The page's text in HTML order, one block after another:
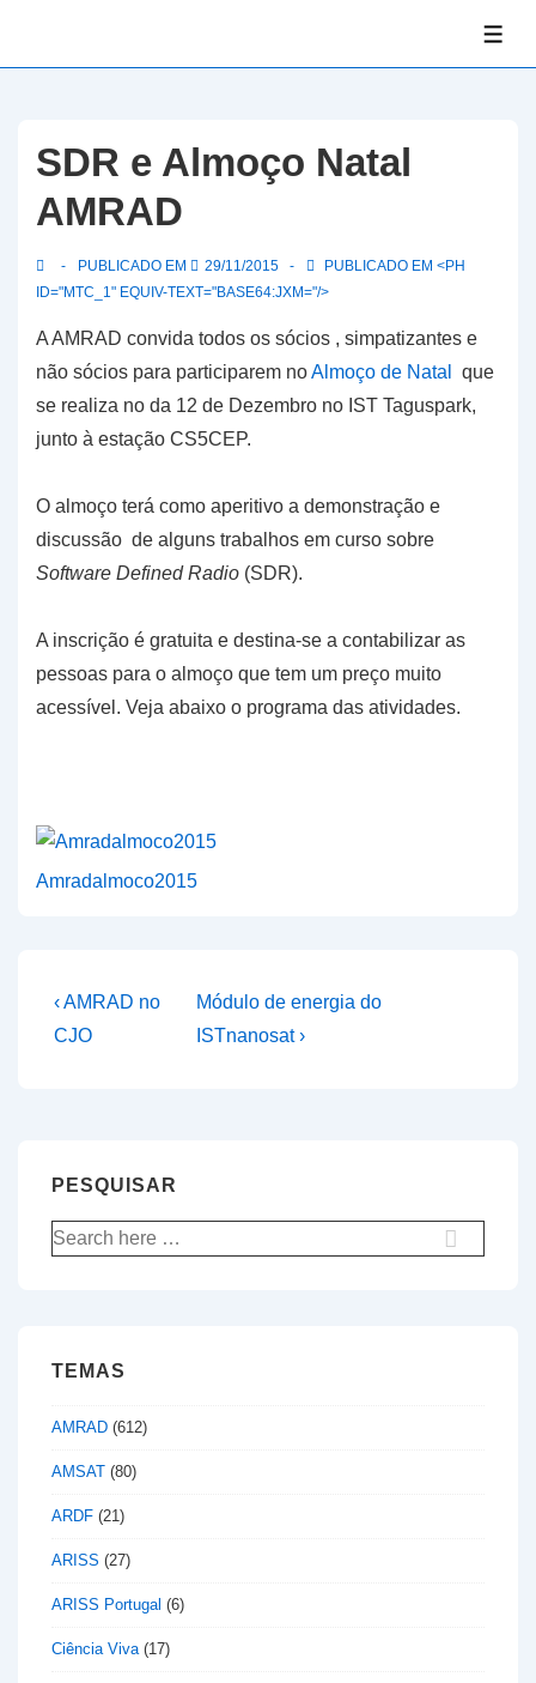
ContentSDR e Almoço Natal
AMRAD
PUBLICADO EM 29/11/2015
PUBLICADO EM <PH
ID="MTC_1" EQUIV-TEXT="BASE64:JXM="/>
A AMRAD convida todos os sócios , simpatizantes e
não sócios para participarem noAlmoço de Natal
que
se realiza no da 12 de Dezembro no IST Taguspark,
junto à estação CS5CEP.
O almoço terá como aperitivo a demonstração e
discussão de alguns trabalhos em curso sobre
Software Defined Radio (SDR).
A inscrição é gratuita e destina-se a contabilizar as
pessoas para o almoço que tem um preço muito
acessível. Veja abaixo o programa das atividades.
Amradalmoco2015
Navegação
de
Previous
Post
‹ AMRAD no
CJO
Next
Post
Módulo de energia do
ISTnanosat ›
PESQUISAR
Pesquisar
por:
TEMAS
AMRAD (612)
AMSAT (80)
ARDF (21)
ARISS (27)
ARISS Portugal (6)
Ciência Viva(17)